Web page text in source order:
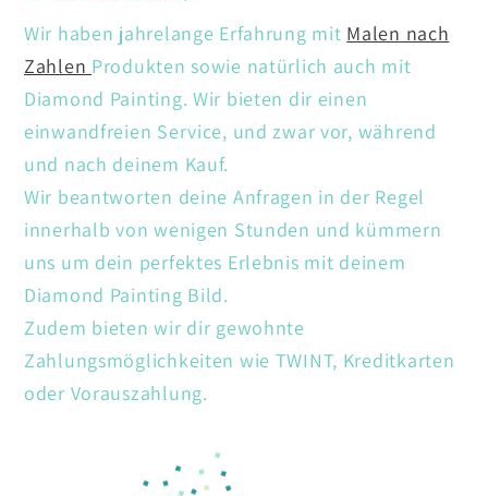
Wir haben jahrelange Erfahrung mit Malen nach
Zahlen Produkten sowie natürlich auch mit
Diamond Painting. Wir bieten dir einen
einwandfreien Service, und zwar vor, während
und nach deinem Kauf.
Wir beantworten deine Anfragen in der Regel
innerhalb von wenigen Stunden und kümmern
uns um dein perfektes Erlebnis mit deinem
Diamond Painting Bild.
Zudem bieten wir dir gewohnte
Zahlungsmöglichkeiten wie TWINT, Kreditkarten
oder Vorauszahlung.